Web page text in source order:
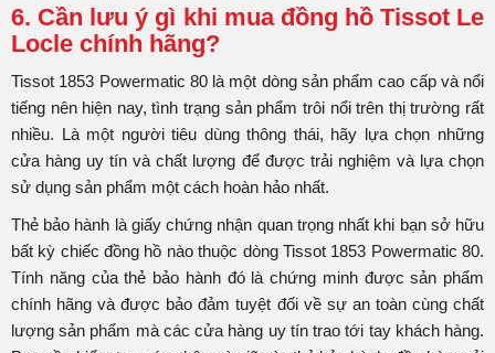
6. Cần lưu ý gì khi mua đồng hồ Tissot Le
Locle chính hãng?
Tissot 1853 Powermatic 80 là một dòng sản phẩm cao cấp và nổi
tiếng nên hiện nay, tình trạng sản phẩm trôi nổi trên thị trường rất
nhiều. Là một người tiêu dùng thông thái, hãy lựa chọn những
cửa hàng uy tín và chất lượng để được trải nghiệm và lựa chọn
sử dụng sản phẩm một cách hoàn hảo nhất.
Thẻ bảo hành là giấy chứng nhận quan trọng nhất khi bạn sở hữu
bất kỳ chiếc đồng hồ nào thuộc dòng Tissot 1853 Powermatic 80.
Tính năng của thẻ bảo hành đó là chứng minh được sản phẩm
chính hãng và được bảo đảm tuyệt đối về sự an toàn cùng chất
lượng sản phẩm mà các cửa hàng uy tín trao tới tay khách hàng.